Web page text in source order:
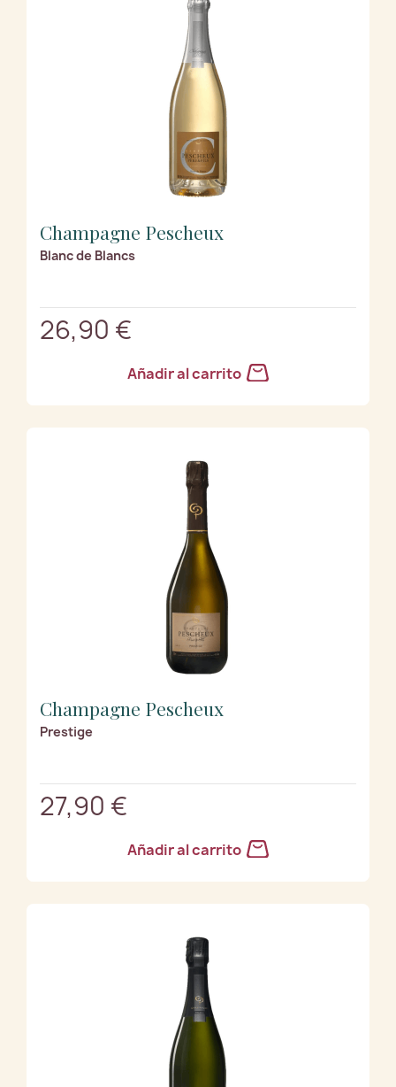
Champagne Pescheux
Blanc de Blancs
26,90 €
Añadir al carrito
Champagne Pescheux
Prestige
27,90 €
Añadir al carrito